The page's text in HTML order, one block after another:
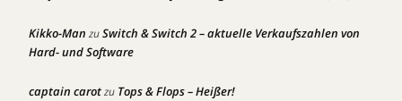
Kikko-Man zuSwitch & Switch 2 – aktuelle Verkaufszahlen von
Hard- und Software
captain carotzu Tops & Flops – Heißer!